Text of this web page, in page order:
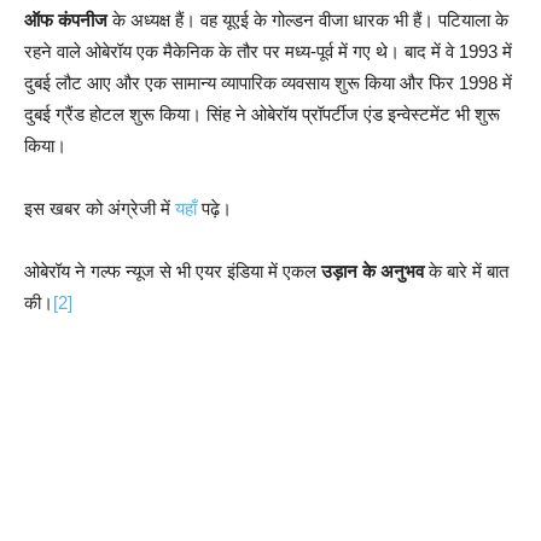
ऑफ कंपनीजके अध्यक्ष हैं। वह यूएई के गोल्डन वीजा धारक भी हैं। पटियाला के
रहने वाले ओबेरॉय एक मैकेनिक के तौर पर मध्य-पूर्व में गए थे। बाद में वे 1993 में
दुबई लौट आए और एक सामान्य व्यापारिक व्यवसाय शुरू किया और फिर 1998 में
दुबई ग्रैंड होटल शुरू किया। सिंह ने ओबेरॉय प्रॉपर्टीज एंड इन्वेस्टमेंट भी शुरू
किया।
इस खबर को अंग्रेजी मेंयहाँपढ़े।
ओबेरॉय ने गल्फ न्यूज से भी एयर इंडिया में एकलउड़ान के अनुभवके बारे में बात
की। [2]